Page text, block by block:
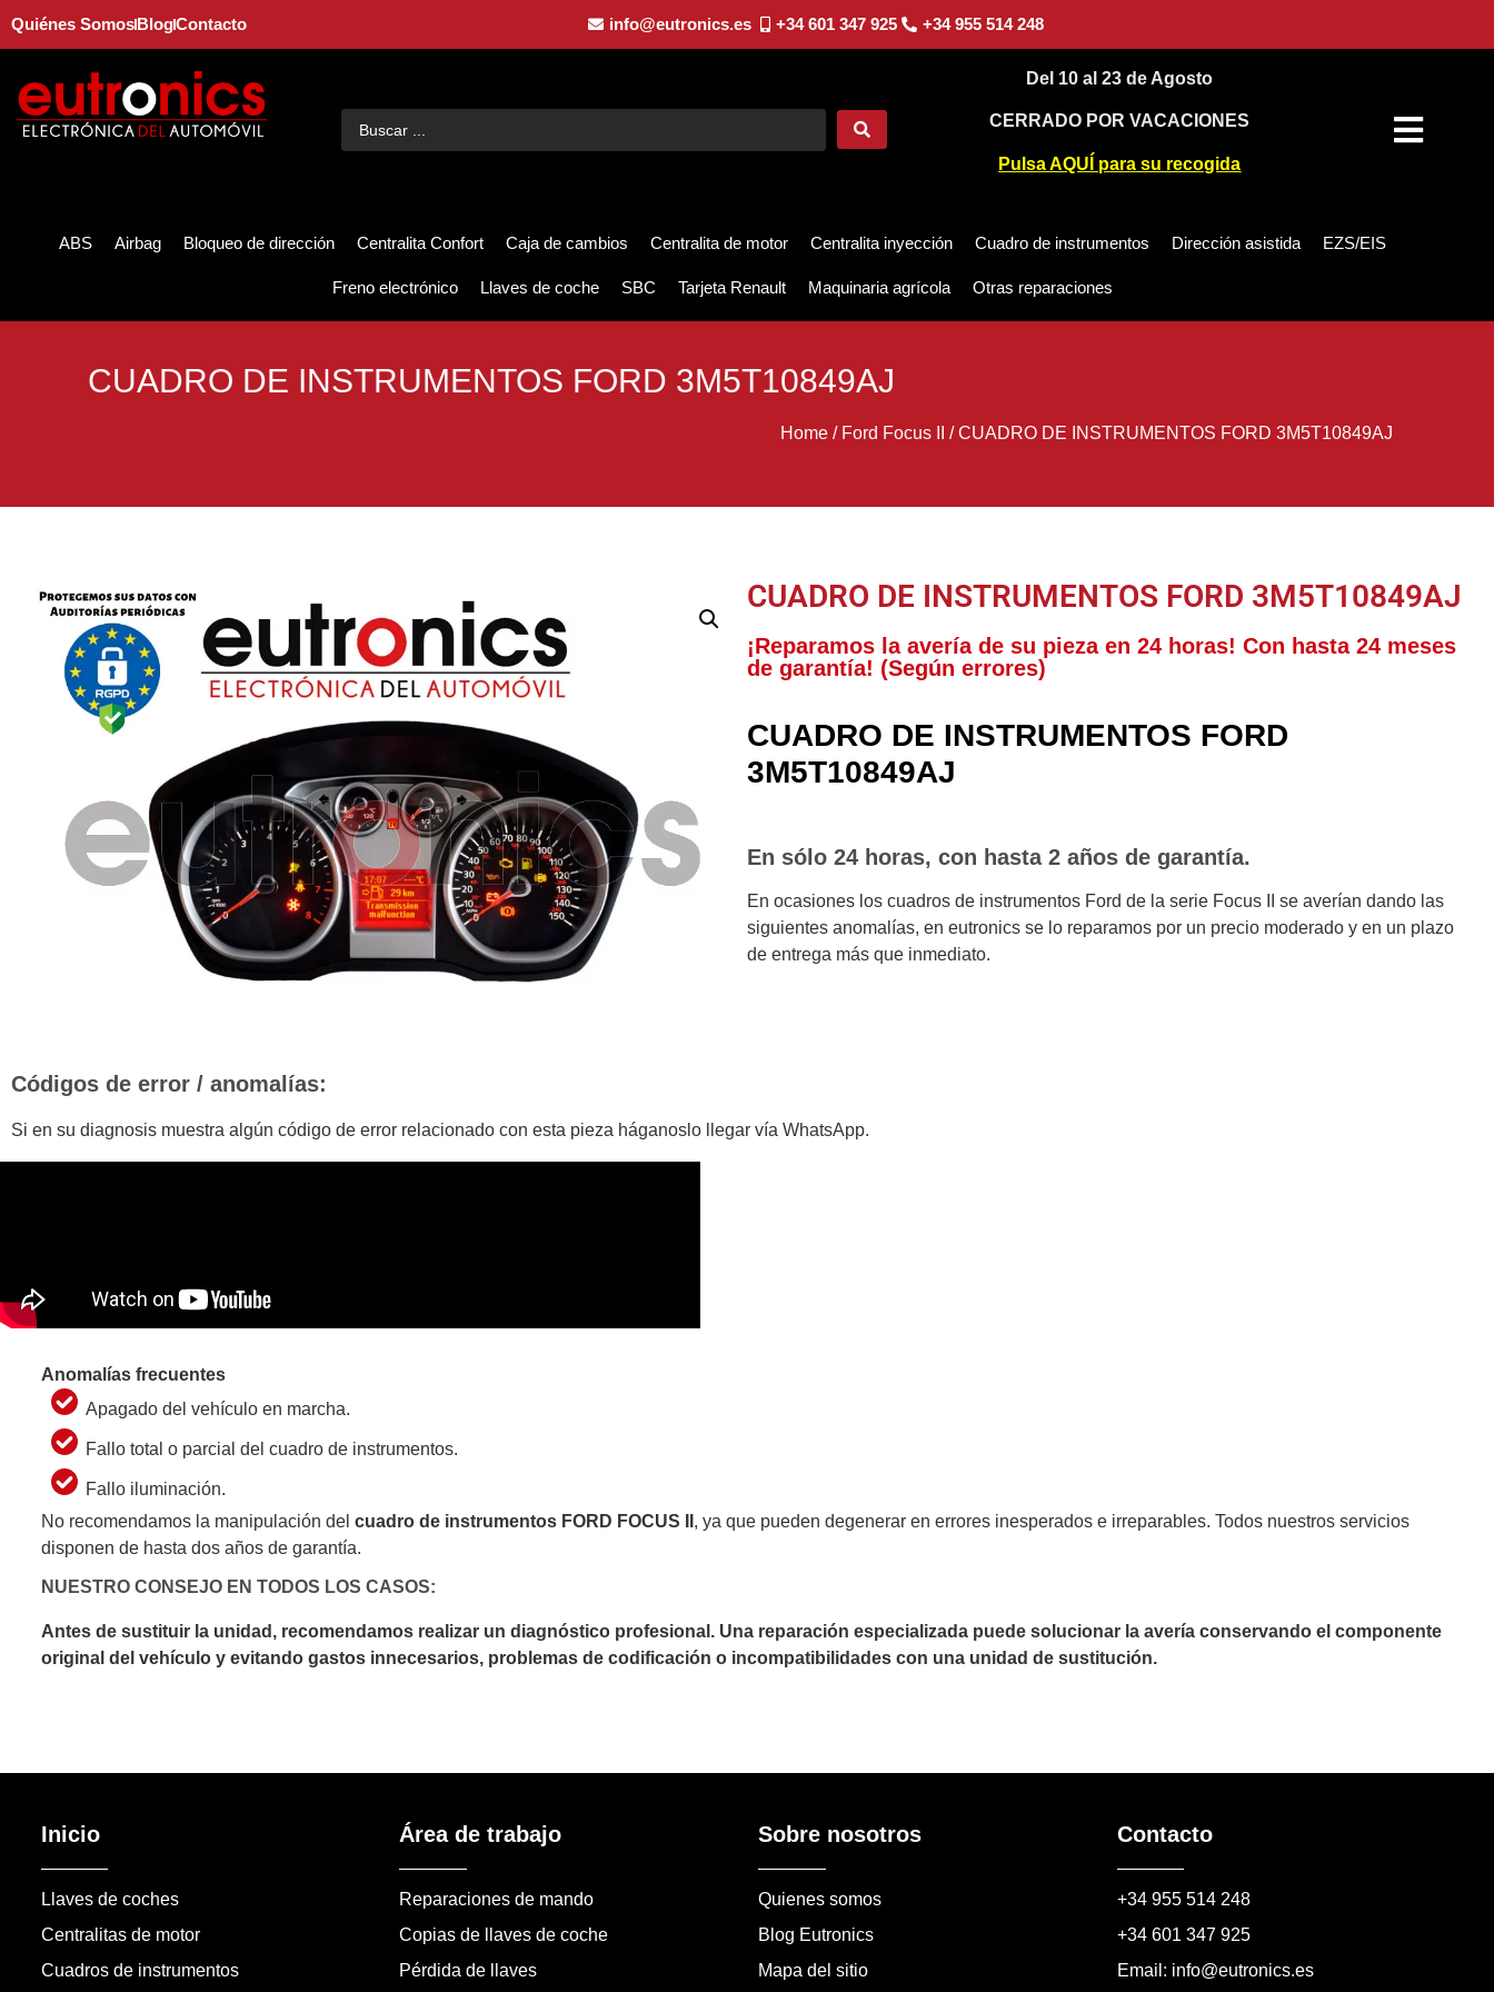
Quiénes SomosBlogContacto info@eutronics.es +34 601 347 925 +34 955 514 248
Del 10 al 23 de Agosto
CERRADO POR VACACIONES
Pulsa AQUÍ para su recogida
ABS Airbag Bloqueo de dirección Centralita Confort Caja de cambios Centralita de motor Centralita inyección Cuadro de instrumentos Dirección asistida EZS/EIS
Freno electrónico Llaves de coche SBC Tarjeta Renault Maquinaria agrícola Otras reparaciones
CUADRO DE INSTRUMENTOS FORD 3M5T10849AJ
Home/ Ford Focus II /CUADRO DE INSTRUMENTOS FORD 3M5T10849AJ
CUADRO DE INSTRUMENTOS FORD 3M5T10849AJ
¡Reparamos la avería de su pieza en 24 horas! Con hasta 24 meses
de garantía! (Según errores)
CUADRO DE INSTRUMENTOS FORD
3M5T10849AJ
En sólo 24 horas, con hasta 2 años de garantía.
En ocasiones los cuadros de instrumentos Ford de la serie Focus II se averían dando las
siguientes anomalías, en eutronics se lo reparamos por un precio moderado y en un plazo
de entrega más que inmediato.
Códigos de error / anomalías:
Si en su diagnosis muestra algún código de error relacionado con esta pieza háganoslo llegar vía WhatsApp.
Anomalías frecuentes
Apagado del vehículo en marcha.
Fallo total o parcial del cuadro de instrumentos.
Fallo iluminación.
No recomendamos la manipulación del cuadro de instrumentos FORD FOCUS II , ya que pueden degenerar en errores inesperados e irreparables. Todos nuestros servicios
disponen de hasta dos años de garantía.
NUESTRO CONSEJO EN TODOS LOS CASOS:
Antes de sustituir la unidad, recomendamos realizar un diagnóstico profesional. Una reparación especializada puede solucionar la avería conservando el componente
original del vehículo y evitando gastos innecesarios, problemas de codificación o incompatibilidades con una unidad de sustitución.
Inicio
Llaves de coches
Centralitas de motor
Cuadros de instrumentos
Área de trabajo
Reparaciones de mando
Copias de llaves de coche
Pérdida de llaves
Sobre nosotros
Quienes somos
Blog Eutronics
Mapa del sitio
Contacto
+34 955 514 248
+34 601 347 925
Email: info@eutronics.es